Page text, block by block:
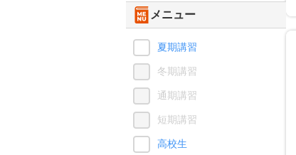
メニュー
夏期講習
冬期講習
通期講習
短期講習
高校生